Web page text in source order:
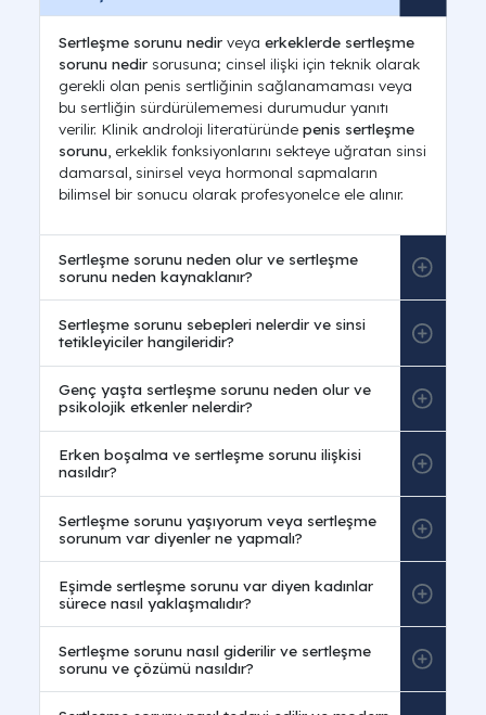
Sıkça Sorulan Sorular
Sertleşme sorunu nedir ve erkeklerde
sertleşme sorunu nedir?